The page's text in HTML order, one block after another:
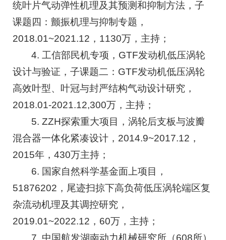
统叶片气动弹性机理及其预测和抑制方法，子
课题四：颤振机理与抑制专题，
2018.01~2021.12，1130万，主持；
4. 工信部民机专项，GTF发动机低压涡轮
设计与验证，子课题二：GTF发动机低压涡轮
高效叶型、叶冠与封严结构气动设计研究，
2018.01-2021.12,300万，主持；
5. ZZH探索重大项目，涡轮后支板与波瓣
混合器一体化紧凑设计，2014.9~2017.12，
2015年，430万主持；
6. 国家自然科学基金面上项目，
51876202，尾迹扫掠下高负荷低压涡轮端区复
杂流动机理及其调控研究，
2019.01~2022.12，60万，主持；